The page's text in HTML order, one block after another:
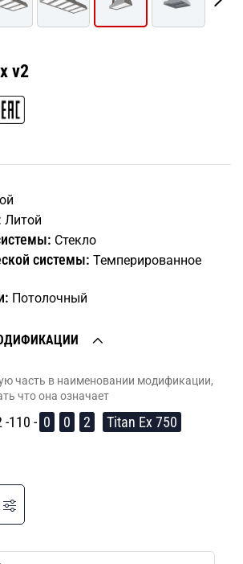
v2
Литой
Стекло
системы: Темперированное
Потолочный
часть в наименовании модификации,
что она означает
110 - 0 0 2 Titan Ех 750